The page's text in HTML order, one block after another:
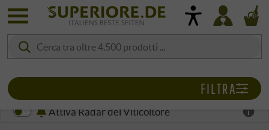
Attiva Radar del Viticoltore
FILTRA